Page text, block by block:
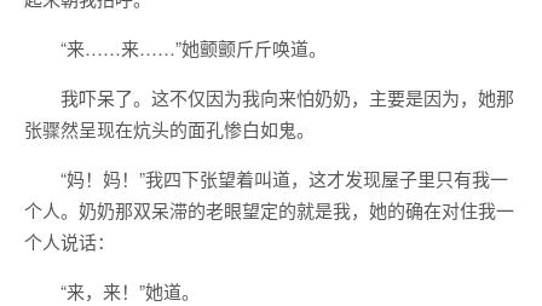
“来……来……”她颤颤斤斤唤道。
我吓呆了。这不仅因为我向来怕奶奶，主要是因为，她那
张骤然呈现在炕头的面孔惨白如鬼。
“妈！妈！”我四下张望着叫道，这才发现屋子里只有我一
个人。奶奶那双呆滞的老眼望定的就是我，她的确在对住我一
个人说话：
“来，来！”她道。